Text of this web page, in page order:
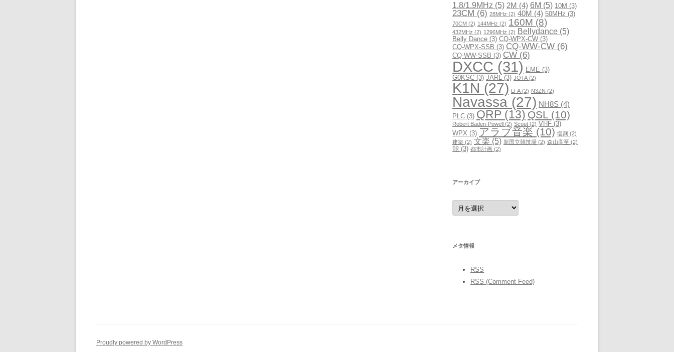
1.8/1.9MHz (5) 2M (4) 6M (5) 10M (3)
23CM (6) 28MHz (2) 40M (4) 50MHz (3)
70CM (2) 144MHz (2) 160M (8)
432MHz (2) 1296MHz (2) Bellydance (5)
Belly Dance (3) CQ-WPX-CW (3)
CQ-WPX-SSB (3) CQ-WW-CW (6)
CQ-WW-SSB (3) CW (6)
DXCC (31) EME (3)
G0KSC (3) JARL (3) JOTA (2)
K1N (27) LFA (2) N3ZN (2)
Navassa (27) NH8S (4)
PLC (3) QRP (13) QSL (10)
Robert Baden-Powell (2) Scout (2) VHF (3)
WPX (3) アラブ音楽 (10) 塩麹 (2)
建築 (2) 文楽 (5) 新国立競技場 (2) 森山高至 (2)
能 (3) 都市計画 (2)
アーカイブ
ア
ー
カ
メタ情報
RSS
RSS (Comment Feed)
Proudly powered by WordPress